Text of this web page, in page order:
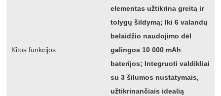
Kitos funkcijos
elementas užtikrina greitą ir
tolygų šildymą; Iki 6 valandų
belaidžio naudojimo dėl
galingos 10 000 mAh
baterijos; Integruoti valdikliai
su 3 šilumos nustatymais,
užtikrinančiais idealią